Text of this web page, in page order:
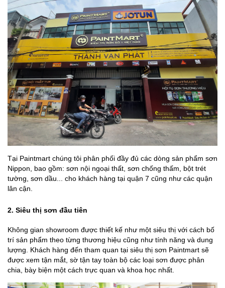
Tại Paintmart chúng tôi phân phối đầy đủ các dòng sản phẩm sơn
Nippon, bao gồm: sơn nội ngoại thất, sơn chống thấm, bột trét
tường, sơn dầu... cho khách hàng tại quận 7 cũng như các quận
lân cận.
2. Siêu thị sơn đầu tiên
Không gian showroom được thiết kế như một siêu thị với cách bố
trí sản phẩm theo từng thương hiệu cũng như tính năng và dung
lượng. Khách hàng đến tham quan tại siêu thị sơn Paintmart sẽ
được xem tận mắt, sờ tận tay toàn bộ các loại sơn được phân
chia, bày biện một cách trực quan và khoa học nhất.